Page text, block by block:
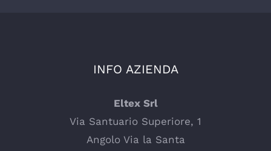
INFO AZIENDA
Eltex Srl
Via Santuario Superiore, 1
Angolo Via la Santa